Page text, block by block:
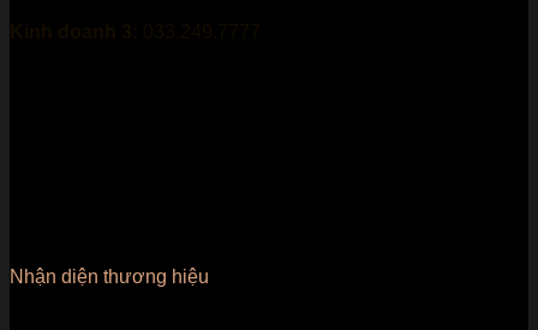
Nhận diện thương hiệu